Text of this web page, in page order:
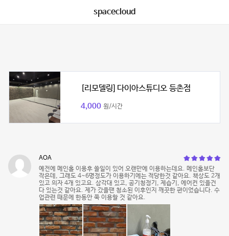
spacecloud
[리모델링] 다이아스튜디오 등촌점
4,000 원/시간
AOA
예전에 메인홀 이용후 쓸일이 있어 오랜만에 이용하는데요. 메인홀보단
작은데, 그래도 4~6명정도가 이용하기에는 적당한것 같아요. 책상도 2개
있고 의자 4개 있고요. 삼각대 있고, 공기청정기, 제습기, 에어컨 있을건
다 있는것 같아요. 제가 갔을땐 청소된 이후인지 깨끗한 편이었습니다. 수
업관련 때문에 한동안 쭉 이용할 것 같아요.